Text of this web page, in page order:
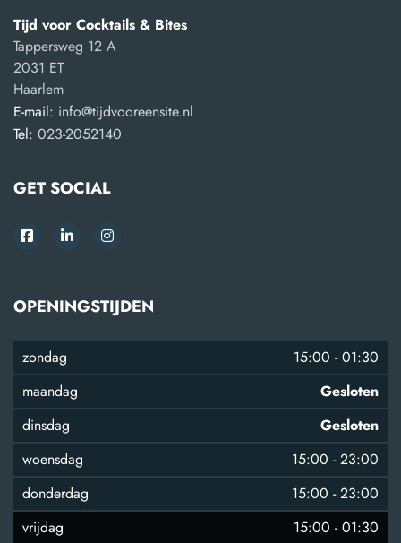
Tijd voor Cocktails & Bites
Tappersweg 12 A
2031 ET
Haarlem
E-mail: info@tijdvooreensite.nl
Tel: 023-2052140
GET SOCIAL
OPENINGSTIJDEN
zondag 15:00 -01:30
maandag
Gesloten
dinsdag
Gesloten
woensdag
15:00 -23:00
donderdag
15:00 -23:00
vrijdag
15:00 -01:30